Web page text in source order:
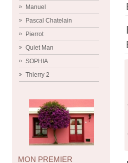
Manuel
Pascal Chatelain
Pierrot
Quiet Man
SOPHIA
Thierry 2
MON PREMIER